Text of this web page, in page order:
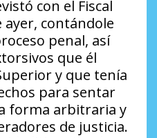
con el Fiscal
ayer, contándole
penal, así
que él
y que tenía
para sentar
forma arbitraria y
de justicia.